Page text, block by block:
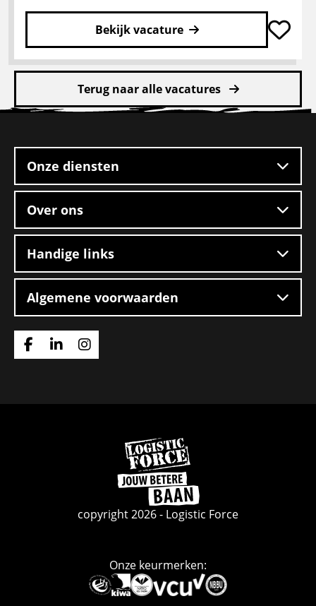
Bekijk vacature
Lees
meer
Pakketbezorger
Terug naar alle vacatures
footer
Onze diensten
Over ons
Handige links
Algemene voorwaarden
Ga
Ga
Ga
Ga
naar
de
homepage
copyright 2026 - Logistic Force
Onze keurmerken:
Deze
link